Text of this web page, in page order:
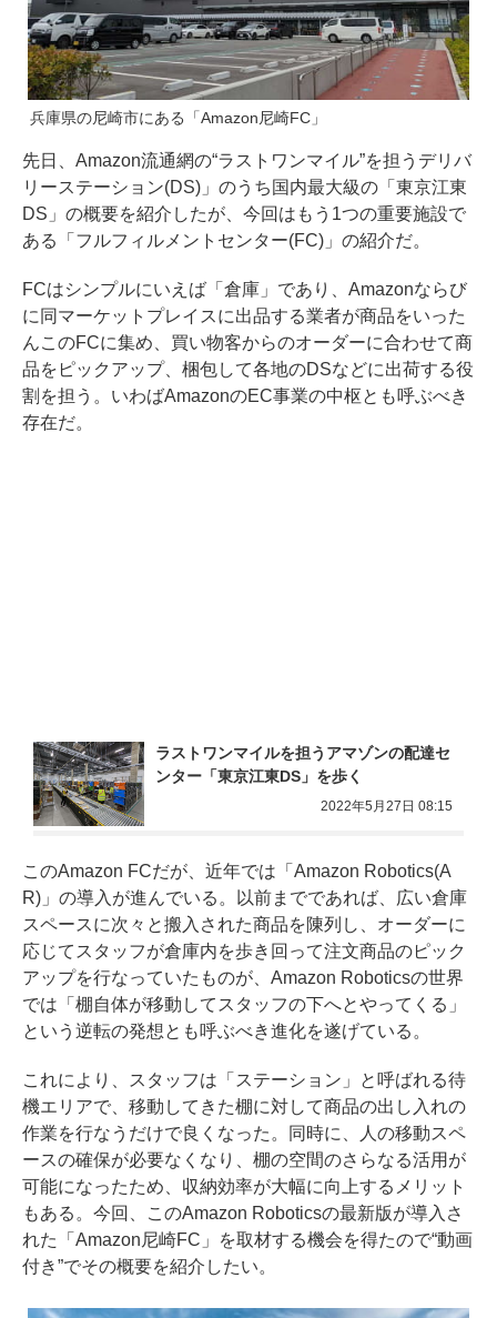
兵庫県の尼崎市にある「Amazon尼崎FC」
先日、Amazon流通網の“ラストワンマイル”を担う デリバ
リーステーション(DS)」のうち国内最大級の「東京江東
DS」の概要を紹介したが、今回はもう1つの重要施設で
ある「フルフィルメントセンター(FC)」の紹介だ。
FCはシンプルにいえば「倉庫」であり、Amazonならび
に同マーケットプレイスに出品する業者が商品をいった
んこのFCに集め、買い物客からのオーダーに合わせて商
品をピックアップ、梱包して各地のDSなどに出荷する役
割を担う。いわばAmazonのEC事業の中枢とも呼ぶべき
存在だ。
ラストワンマイルを担うアマゾンの配達セ
ンター「東京江東DS」を歩く
2022年5月27日 08:15
このAmazon FCだが、近年では「Amazon Robotics(A
R)」の導入が進んでいる。以前までであれば、広い倉庫
スペースに次々と搬入された商品を陳列し、オーダーに
応じてスタッフが倉庫内を歩き回って注文商品のピック
アップを行なっていたものが、Amazon Roboticsの世界
では「棚自体が移動してスタッフの下へとやってくる」
という逆転の発想とも呼ぶべき進化を遂げている。
これにより、スタッフは「ステーション」と呼ばれる待
機エリアで、移動してきた棚に対して商品の出し入れの
作業を行なうだけで良くなった。同時に、人の移動スペ
ースの確保が必要なくなり、棚の空間のさらなる活用が
可能になったため、収納効率が大幅に向上するメリット
もある。今回、このAmazon Roboticsの最新版が導入さ
れた「Amazon尼崎FC」を取材する機会を得たので“動画
付き”でその概要を紹介したい。